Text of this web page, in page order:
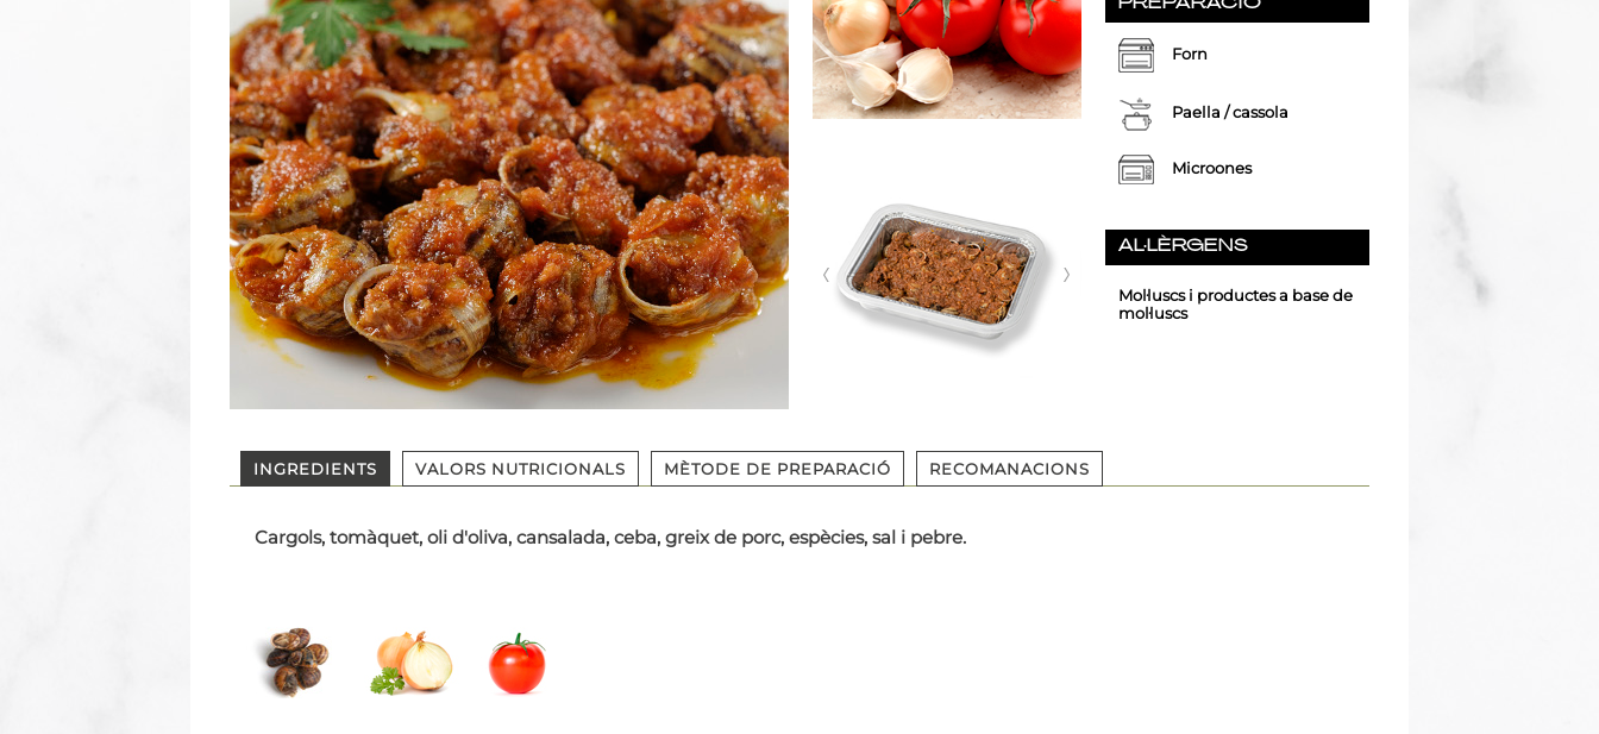
PREPARACIÓ
Forn
Paella / cassola
Microones
AL·LÈRGENS
Mol·luscs i productes a base de
mol·luscs
INGREDIENTS VALORS NUTRICIONALS MÈTODE DE PREPARACIÓ RECOMANACIONS
Cargols, tomàquet, oli d'oliva, cansalada, ceba, greix de porc, espècies, sal i pebre.